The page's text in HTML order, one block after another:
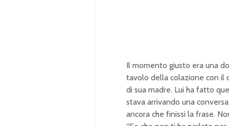
Il momento giusto era una
tavolo della colazione con il
di sua madre. Lui ha fatto
stava arrivando una
ancora che finissi la frase.